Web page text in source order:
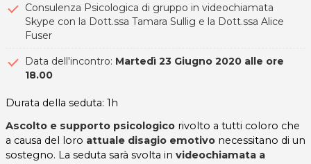
Consulenza Psicologica di gruppo in videochiamata
Skype con la Dott.ssa Tamara Sullig e la Dott.ssa Alice
Fuser
Data dell'incontro: Martedì 23 Giugno 2020 alle ore
18.00
Durata della seduta: 1h
Ascolto e supporto psicologico rivolto a tutti coloro che
a causa del loro attuale disagio emotivo necessitano di un
sostegno. La seduta sarà svolta in videochiamata a